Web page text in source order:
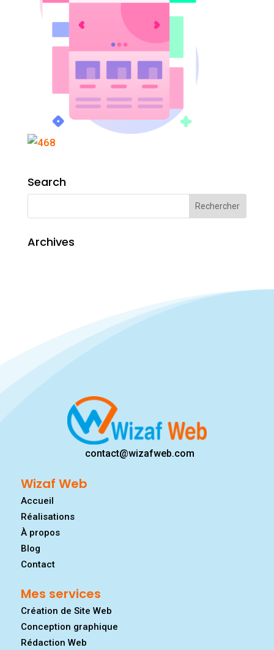
Search
Archives
contact@wizafweb.com
Wizaf Web
Accueil
Réalisations
À propos
Blog
Contact
Mes services
Création de Site Web
Conception graphique
Rédaction Web